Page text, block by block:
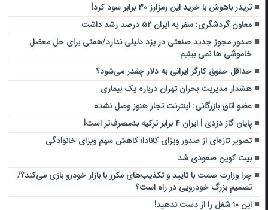
تریدر باهوش با خرید این رمزارز ۳۰ برابر سود کرد!
معاون گردشگری: سفر به ایران ۵۲ درصد رشد داشت
صدور مجوز جدید صنعتی در یزد دلیلی ندارد/همتی برای حل معضل
خاموشی ها نمی بینیم
حداقل حقوق کارگر ایرانی به دلار چقدر می‌شود؟
هشدار مدیریت بحران تهران درباره یک بیماری
عضو اتاق بازرگانی: اینترنت تجار هنوز وصل نشده
پایان گاز دزدی | ایران ۴ برابر ترکیه بدمصرف‌تر است!
تصویر تازه‌ای از صدور ویزای کانادا؛ کاهش سهم ویزای خانوادگی
بیت کوین صعودی شد
چرا وزارت صمت با تایید و تکذیب‌های مکرر با بازار خودرو بازی می‌کند؟/
تصمیم بزرگ خودرویی در راه است؟
این ۱۰ شغل را از دست ندهید!